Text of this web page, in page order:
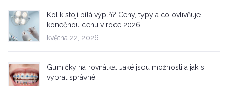
Kolik stojí bílá výplň? Ceny, typy a co ovlivňuje
konečnou cenu v roce 2026
května 22, 2026
Gumičky na rovnátka: Jaké jsou možnosti a jak si
vybrat správné